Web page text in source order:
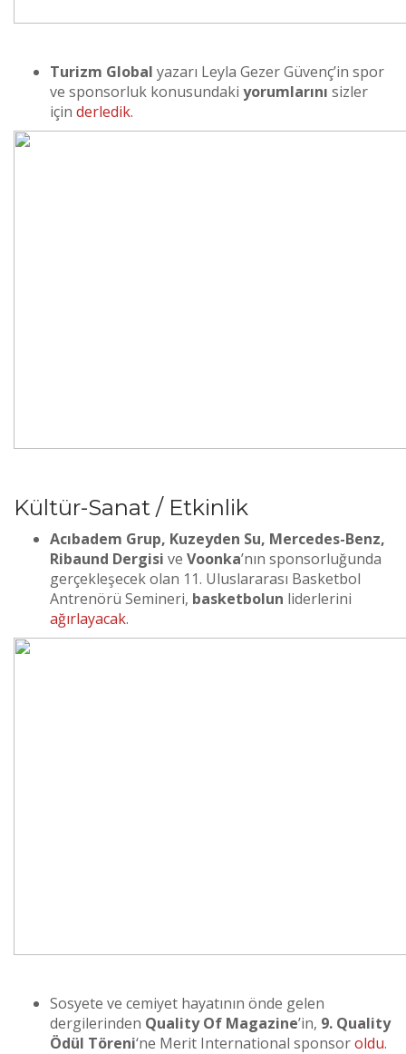
Turizm Global yazarı Leyla Gezer Güvenç’in spor
ve sponsorluk konusundaki yorumlarını sizler
için derledik.
Kültür-Sanat / Etkinlik
Acıbadem Grup, Kuzeyden Su, Mercedes-Benz,
Ribaund Dergisi ve Voonka’nın sponsorluğunda
gerçekleşecek olan 11. Uluslararası Basketbol
Antrenörü Semineri, basketbolun liderlerini
ağırlayacak.
Sosyete ve cemiyet hayatının önde gelen
dergilerinden Quality Of Magazine’in, 9. Quality
Ödül Töreni‘ne Merit International sponsoroldu.